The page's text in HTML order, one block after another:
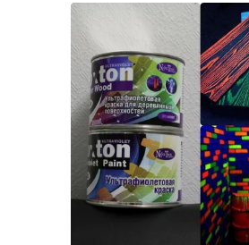
ДОСТАВКА
СВЯЗАТЬСЯ С НАМИ